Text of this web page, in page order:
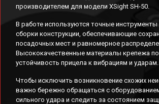
производителем для модели XSight SH-50.
В работе используются точные инструменты
сборки конструкции, обеспечивающие
посадочных мест и равномерное
Высококачественные материалы крепежа
устойчивость прицела к вибрациям и ударам.
Чтобы исключить возникновение схожих
важно бережно обращаться с
сильного удара и следить за состоянием